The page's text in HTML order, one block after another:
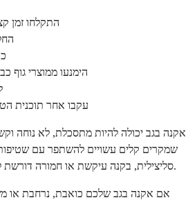
התקלחו זמן
הימנעו ממוצרי גוף
עקבו אחר תוכנית
אקנה בגב יכולה להיות מתסכלת, לא נוחה
שמקרים קלים עשויים להשתפר עם שטיפות
סליצילית, בקנה עיקשת או חמורה דורשת לעיתים קרובות טיפול במרשם.
אם אקנה בגב שלכם כואבת, נרחבת או